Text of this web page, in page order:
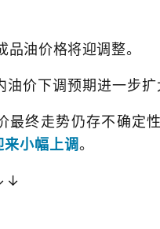
油价格将迎调整。
油价下调预期进一步扩
最终走势仍存不确定
小幅上调。